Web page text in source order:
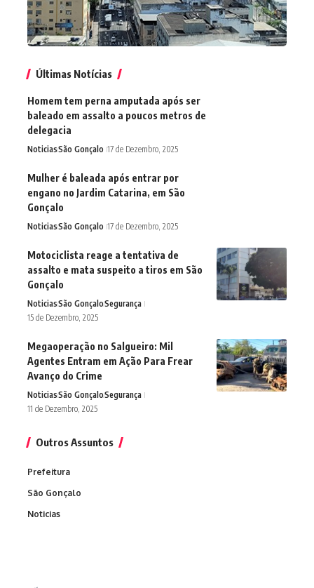
Últimas Notícias
Homem tem perna amputada após ser
baleado em assalto a poucos metros de
delegacia
NoticiasSão Gonçalo 17 de Dezembro, 2025
Mulher é baleada após entrar por
engano no Jardim Catarina, em São
Gonçalo
NoticiasSão Gonçalo 17 de Dezembro, 2025
Motociclista reage a tentativa de
assalto e mata suspeito a tiros em São
Gonçalo
NoticiasSão GonçaloSegurança
15 de Dezembro, 2025
Megaoperação no Salgueiro: Mil
Agentes Entram em Ação Para Frear
Avanço do Crime
NoticiasSão GonçaloSegurança
11 de Dezembro, 2025
Outros Assuntos
Prefeitura
São Gonçalo
Noticias